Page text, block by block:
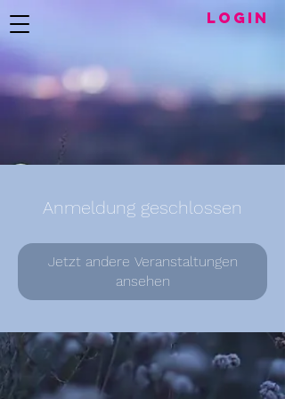
LogIN
Anmeldung geschlossen
Jetzt andere Veranstaltungen
ansehen